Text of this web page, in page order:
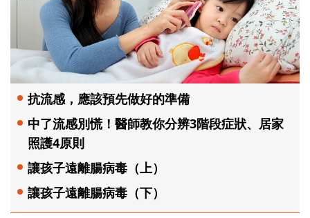
抗流感，應該預先做好的準備
中了流感別慌！醫師教你分辨3階段症狀、居家
照護4原則
讓孩子遠離腸病毒（上）
讓孩子遠離腸病毒（下）